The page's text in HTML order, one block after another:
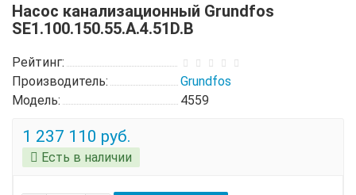
Насос канализационный Grundfos
SE1.100.150.55.A.4.51D.B
Рейтинг:
Производитель:
Grundfos
Модель:
4559
1 237 110 руб.
Есть в наличии